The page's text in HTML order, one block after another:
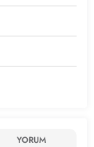
YORUM